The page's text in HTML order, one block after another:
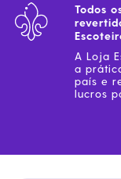
Todos
A Loja
a
país e
lucros